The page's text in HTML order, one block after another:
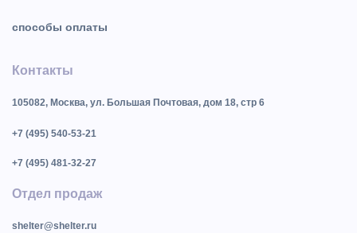
способы оплаты
Контакты
105082, Москва, ул. Большая Почтовая, дом 18, стр 6
+7 (495) 540-53-21
+7 (495) 481-32-27
Отдел продаж
shelter@shelter.ru